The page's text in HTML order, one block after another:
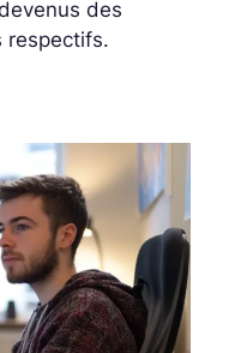
des
respectifs.